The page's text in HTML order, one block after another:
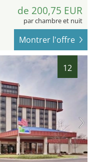
de 200,75 EUR
par chambre et nuit
Montrer l'offre
12